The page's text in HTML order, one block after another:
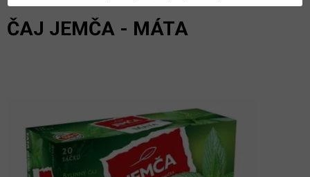
ČAJ JEMČA - MÁTA